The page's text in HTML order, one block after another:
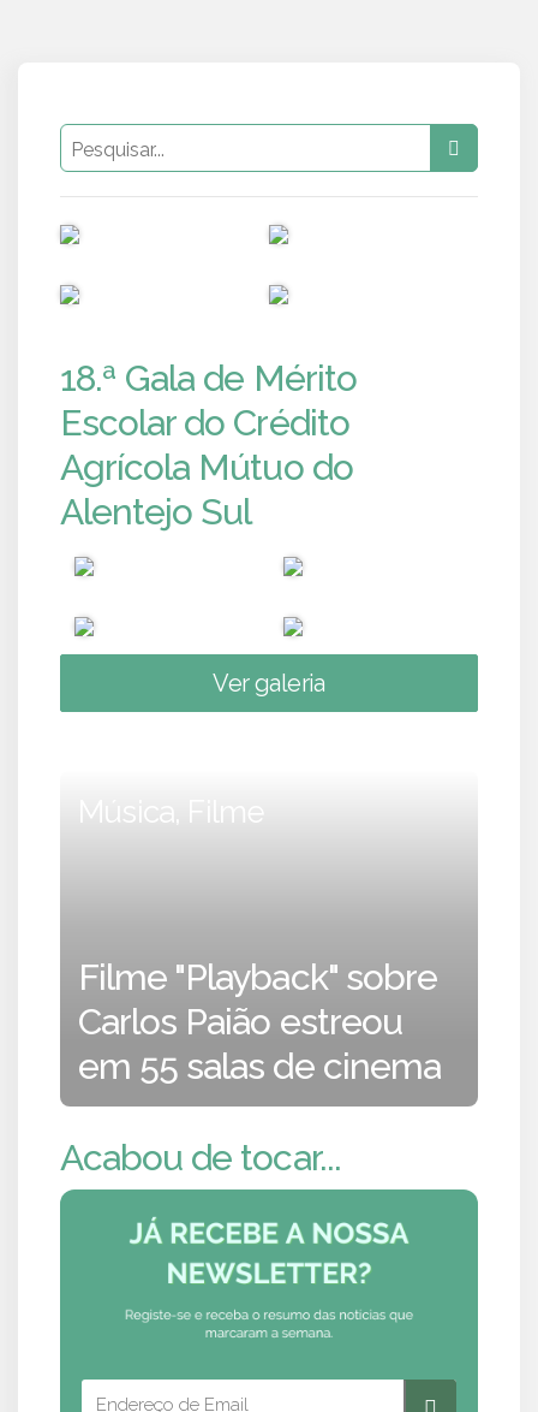
18.ª Gala de Mérito
Escolar do Crédito
Agrícola Mútuo do
Alentejo Sul
Ver galeria
Música, Filme
Filme "Playback" sobre
Carlos Paião estreou
em 55 salas de cinema
Acabou de tocar...